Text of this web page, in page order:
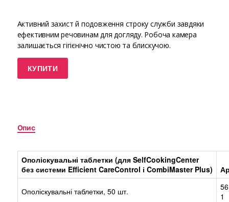
Активний захист й подовження строку служби завдяки
ефективним речовинам для догляду. Робоча камера
залишається гігієнічно чистою та блискучою.
КУПИТИ
Опис
Ополіскувальні таблетки (для SelfCookingCenter
без системи Efficient CareControl і CombiMaster Plus)
Ополіскувальні таблетки, 50 шт.
1